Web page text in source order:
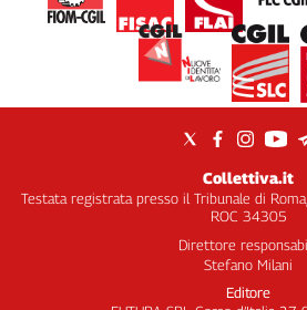
Collettiva.it
Testata registrata presso il Tribunale di
ROC 34305
Direttore
Stefano Milani
Editore